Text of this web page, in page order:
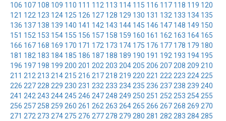
106 107 108 109 110 111 112 113 114 115 116 117 118 119 120
121 122 123 124 125 126 127 128 129 130 131 132 133 134 135
136 137 138 139 140 141 142 143 144 145 146 147 148 149 150
151 152 153 154 155 156 157 158 159 160 161 162 163 164 165
166 167 168 169 170 171 172 173 174 175 176 177 178 179 180
181 182 183 184 185 186 187 188 189 190 191 192 193 194 195
196 197 198 199 200 201 202 203 204 205 206 207 208 209 210
211 212 213 214 215 216 217 218 219 220 221 222 223 224 225
226 227 228 229 230 231 232 233 234 235 236 237 238 239 240
241 242 243 244 245 246 247 248 249 250 251 252 253 254 255
256 257 258 259 260 261 262 263 264 265 266 267 268 269 270
271 272 273 274 275 276 277 278 279 280 281 282 283 284 285